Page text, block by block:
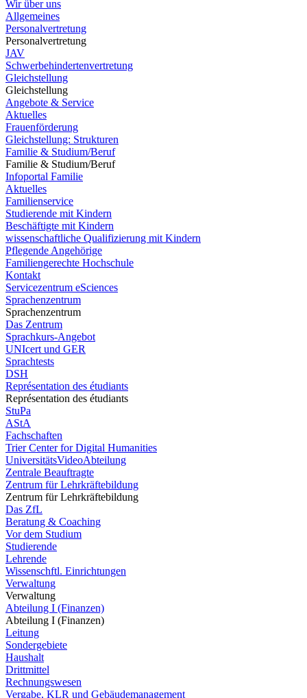
Wir über uns
Allgemeines
Personalvertretung
Personalvertretung
JAV
Schwerbehindertenvertretung
Gleichstellung
Gleichstellung
Angebote & Service
Aktuelles
Frauenförderung
Gleichstellung: Strukturen
Familie & Studium/Beruf
Familie & Studium/Beruf
Infoportal Familie
Aktuelles
Familienservice
Studierende mit Kindern
Beschäftigte mit Kindern
wissenschaftliche Qualifizierung mit Kindern
Pflegende Angehörige
Familiengerechte Hochschule
Kontakt
Servicezentrum eSciences
Sprachenzentrum
Sprachenzentrum
Das Zentrum
Sprachkurs-Angebot
UNIcert und GER
Sprachtests
DSH
Représentation des étudiants
Représentation des étudiants
StuPa
AStA
Fachschaften
Trier Center for Digital Humanities
UniversitätsVideoAbteilung
Zentrale Beauftragte
Zentrum für Lehrkräftebildung
Zentrum für Lehrkräftebildung
Das ZfL
Beratung & Coaching
Vor dem Studium
Studierende
Lehrende
Wissenschftl. Einrichtungen
Verwaltung
Verwaltung
Abteilung I (Finanzen)
Abteilung I (Finanzen)
Leitung
Sondergebiete
Haushalt
Drittmittel
Rechnungswesen
Vergabe, KLR und Gebäudemanagement